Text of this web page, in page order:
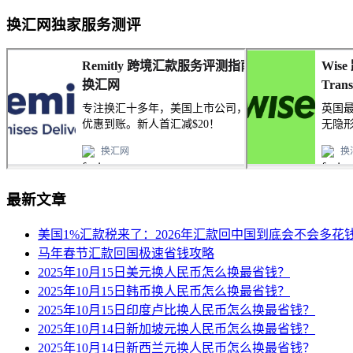
换汇网独家服务测评
最新文章
美国1%汇款税来了：2026年汇款回中国到底会不会多花
马年春节汇款回国极速省钱攻略
2025年10月15日美元换人民币怎么换最省钱？
2025年10月15日韩币换人民币怎么换最省钱？
2025年10月15日印度卢比换人民币怎么换最省钱？
2025年10月14日新加坡元换人民币怎么换最省钱？
2025年10月14日新西兰元换人民币怎么换最省钱？